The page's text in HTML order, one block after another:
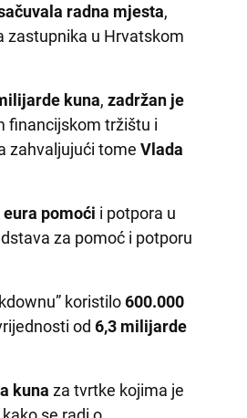
radna mjesta,
zastupnika u Hrvatskom
kuna,zadržan je
financijskom tržištu i
zahvaljujući tomeVlada
pomoći i potpora u
za pomoć i potporu
koristilo600.000
od6,3 milijarde
kuna za tvrtke kojima je